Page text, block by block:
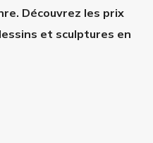
Découvrez les prix
et sculptures en